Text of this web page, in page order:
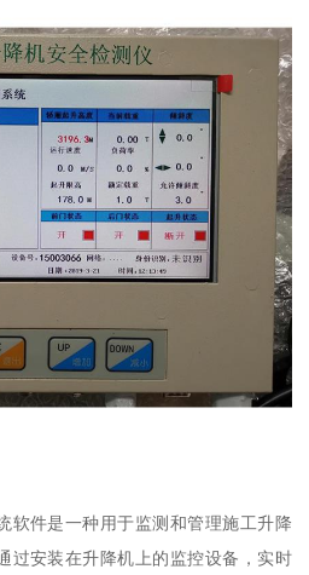
软件是一种用于监测和管理施工升降
过安装在升降机上的监控设备，实时